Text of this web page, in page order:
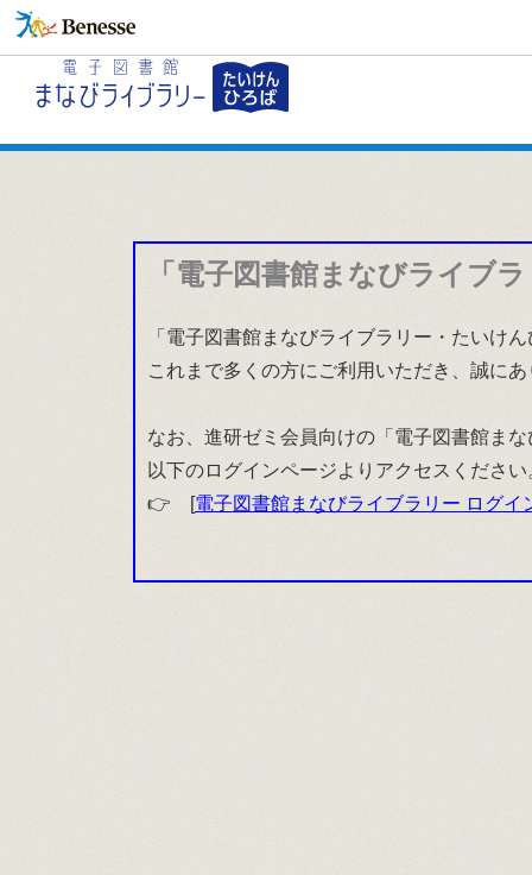
「電子図書館まなびライブ
「電子図書館まなびライブラリー・たいけ
これまで多くの方にご利用いただき、誠に
なお、進研ゼミ会員向けの「電子図書館ま
以下のログインページよりアクセスください
👉 [電子図書館まなびライブラリー ログイ